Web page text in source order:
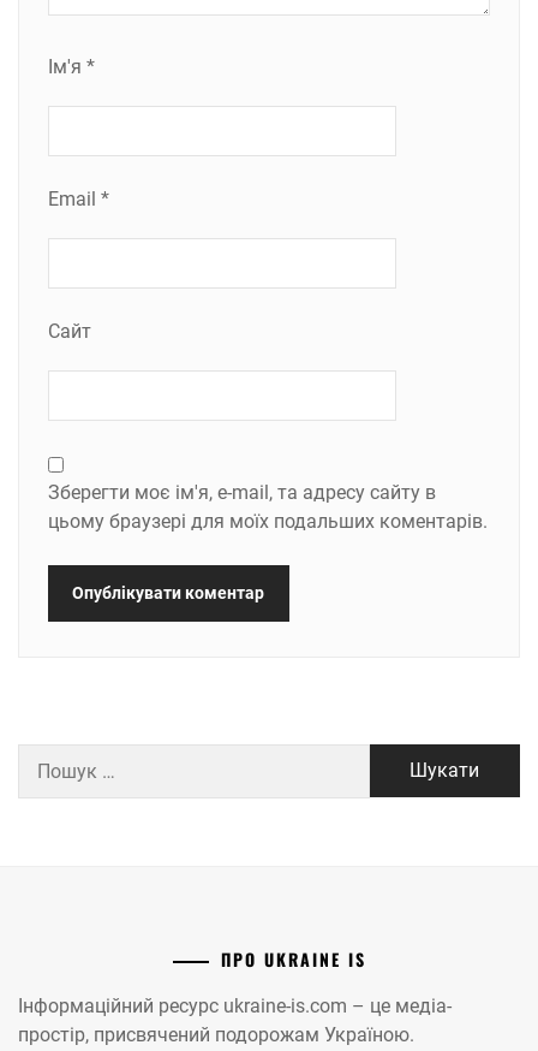
Ім'я *
Email *
Сайт
Зберегти моє ім'я, e-mail, та адресу сайту в
цьому браузері для моїх подальших коментарів.
ПРО UKRAINE IS
Інформаційний ресурс ukraine-is.com – це медіа-
простір, присвячений подорожам Україною.